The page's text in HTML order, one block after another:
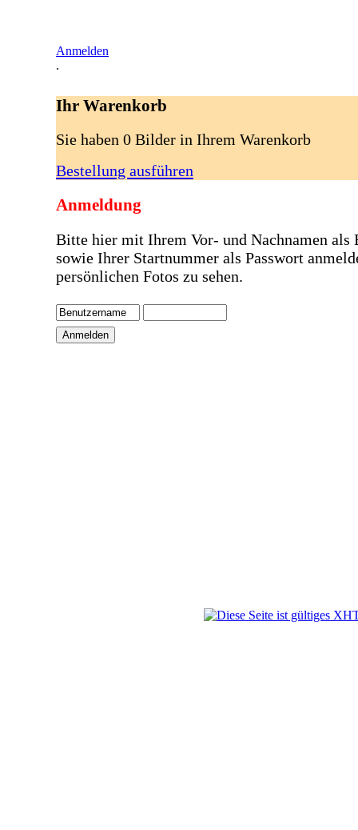
Anmelden
.
Ihr Warenkorb
Sie haben 0 Bilder in Ihrem Warenkorb
Bestellung ausführen
Anmeldung
Bitte hier mit Ihrem Vor- und Nachnamen als
sowie Ihrer Startnummer als Passwort
persönlichen Fotos zu sehen.